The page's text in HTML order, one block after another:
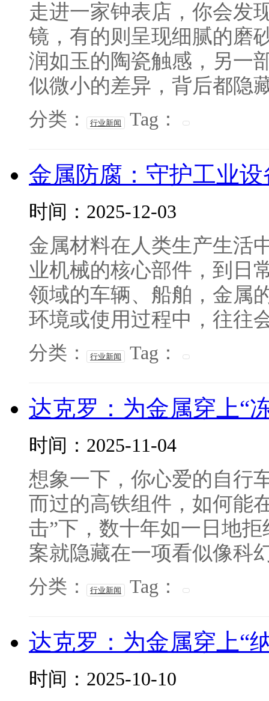
走进一家钟表店，你会发
镜，有的则呈现细腻的磨
润如玉的陶瓷触感，另一
似微小的差异，背后都隐
分类： 行业新闻 Tag：
金属防腐：守护工业
时间：2025-12-03
金属材料在人类生产生活
业机械的核心部件，到日
领域的车辆、船舶，金属
环境或使用过程中，往往
分类： 行业新闻 Tag：
达克罗：为金属穿上“
时间：2025-11-04
想象一下，你心爱的自行
而过的高铁组件，如何能
击”下，数十年如一日地
案就隐藏在一项看似像科
分类： 行业新闻 Tag：
达克罗：为金属穿上“
时间：2025-10-10